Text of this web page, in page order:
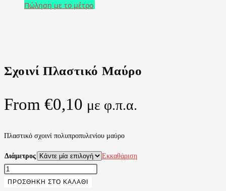
Πώληση με το μέτρο
Σχοινί Πλαστικό Μαύρο
From €0,10 με φ.π.α.
Πλαστικό σχοινί πολυπροπυλενίου μαύρο
Διάμετρος
Εκκαθάριση
Σχοινί
Πλαστικό
ΠΡΟΣΘΉΚΗ ΣΤΟ ΚΑΛΆΘΙ